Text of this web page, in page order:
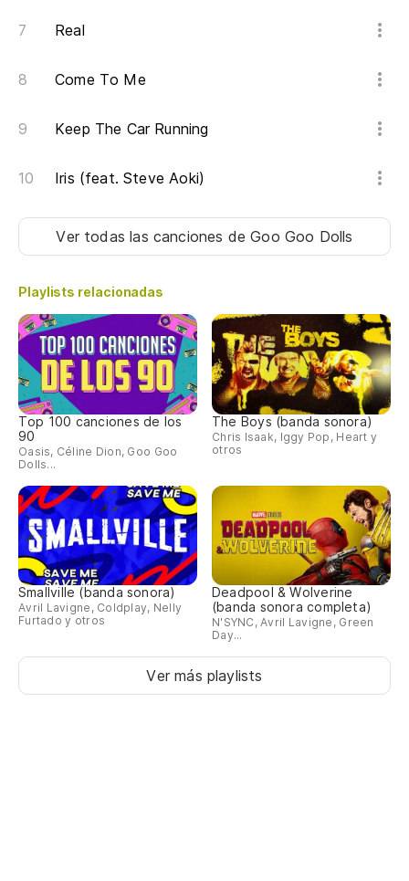
Real
Come To Me
Keep The Car Running
Iris (feat. Steve Aoki)
Ver todas las canciones de Goo Goo Dolls
Playlists relacionadas
Top 100 canciones de los
90
Oasis, Céline Dion, Goo Goo
Dolls...
The Boys (banda sonora)
Chris Isaak, Iggy Pop, Heart y
otros
Smallville (banda sonora)
Avril Lavigne, Coldplay, Nelly
Furtado y otros
Deadpool & Wolverine
(banda sonora completa)
N'SYNC, Avril Lavigne, Green
Day...
Ver más playlists